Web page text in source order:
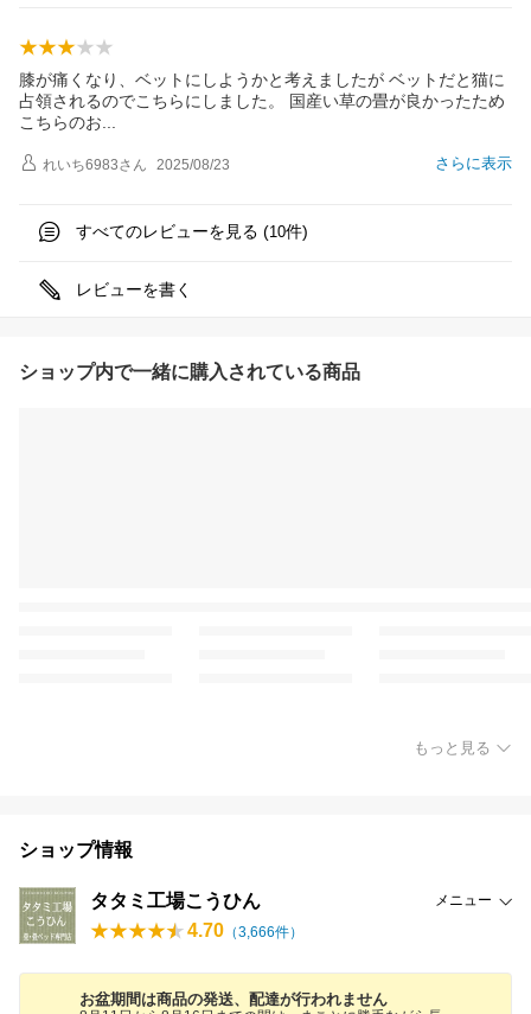
膝が痛くなり、ベットにしようかと考えましたが ベットだと猫に
占領されるのでこちらにしました。 国産い草の畳が良かったため
こちらのお
さらに表示
れいち6983さん 2025/08/23
すべてのレビューを見る (10件)
レビューを書く
ショップ内で一緒に購入されている商品
もっと見る
ショップ情報
タタミ工場こうひん メニュー
4.70 （3,666件）
お盆期間は商品の発送、配達が行われません